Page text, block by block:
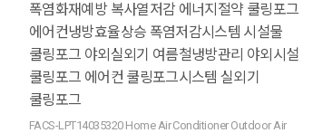
폭염화재예방 복사열저감 에너지절약 쿨링포그
에어컨냉방효율상승 폭염저감시스템 시설물
쿨링포그 야외실외기 여름철냉방관리 야외시설
쿨링포그 에어컨 쿨링포그시스템 실외기
쿨링포그
FACS-LPT14035320 Home Air Conditioner Outdoor Air